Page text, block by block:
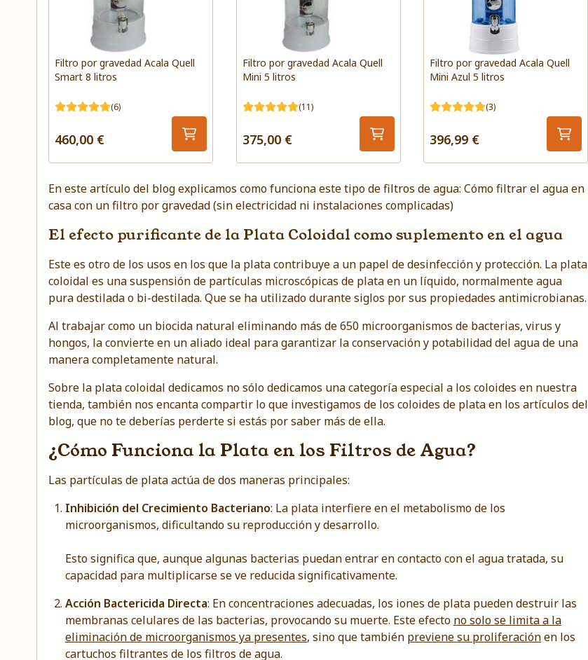
Filtro por gravedad Acala Quell
Smart 8 litros
(6)
460,00 €
Filtro por gravedad Acala Quell
Mini 5 litros
(11)
375,00 €
Filtro por gravedad Acala Quell
Mini Azul 5 litros
(3)
396,99 €
En este artículo del blog explicamos como funciona este tipo de filtros de agua: Cómo filtrar el agua en
casa con un filtro por gravedad(sin electricidad ni instalaciones complicadas)
El efecto purificante de la Plata Coloidal como suplemento en el agua
Este es otro de los usos en los que la plata contribuye a un papel de desinfección y protección. La plata
coloidal es una suspensión de partículas microscópicas de plata en un líquido, normalmente agua
pura destilada o bi-destilada. Que se ha utilizado durante siglos por sus propiedades antimicrobianas.
Al trabajar como un biocida natural eliminando más de 650 microorganismos de bacterias, virus y
hongos, la convierte en un aliado ideal para garantizar la conservación y potabilidad del agua de una
manera completamente natural.
Sobre la plata coloidal dedicamos no sólo dedicamos unacategoría especial a los coloides en nuestra
tienda, también nos encanta compartir lo que investigamos de los coloides de plata en los artículos del
blog, que no te deberías perderte si estás por saber más de ella.
¿Cómo Funciona la Plata en los Filtros de Agua?
Las partículas de plata actúa de dos maneras principales:
Inhibición del Crecimiento Bacteriano: La plata interfiere en el metabolismo de los
microorganismos, dificultando su reproducción y desarrollo.
Esto significa que, aunque algunas bacterias puedan entrar en contacto con el agua tratada, su
capacidad para multiplicarse se ve reducida significativamente.
Acción Bactericida Directa: En concentraciones adecuadas, los iones de plata pueden destruir las
membranas celulares de las bacterias, provocando su muerte. Este efecto no solo se limita a la
eliminación de microorganismos ya presentes, sino que también previene su proliferaciónen los
cartuchos filtrantes de los filtros de agua.